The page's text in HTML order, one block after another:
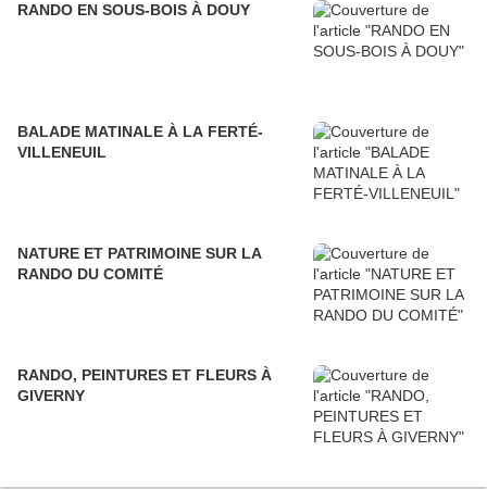
RANDO EN SOUS-BOIS À DOUY
BALADE MATINALE À LA FERTÉ-
VILLENEUIL
NATURE ET PATRIMOINE SUR LA
RANDO DU COMITÉ
RANDO, PEINTURES ET FLEURS À
GIVERNY